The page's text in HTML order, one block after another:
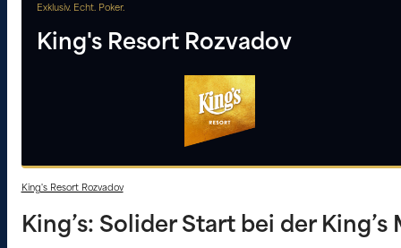
Exklusiv. Echt. Poker.
King's Resort Rozvadov
King's Resort Rozvadov
King’s: Solider Start bei der